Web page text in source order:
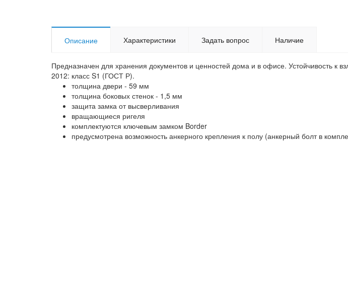
Описание Характеристики Задать вопрос Наличие
Предназначен для хранения документов и ценностей дома и в офисе. Устойчивость к
2012: класс S1 (ГОСТ Р).
толщина двери - 59 мм
толщина боковых стенок - 1,5 мм
защита замка от высверливания
вращающиеся ригеля
комплектуются ключевым замком Border
предусмотрена возможность анкерного крепления к полу (анкерный болт в